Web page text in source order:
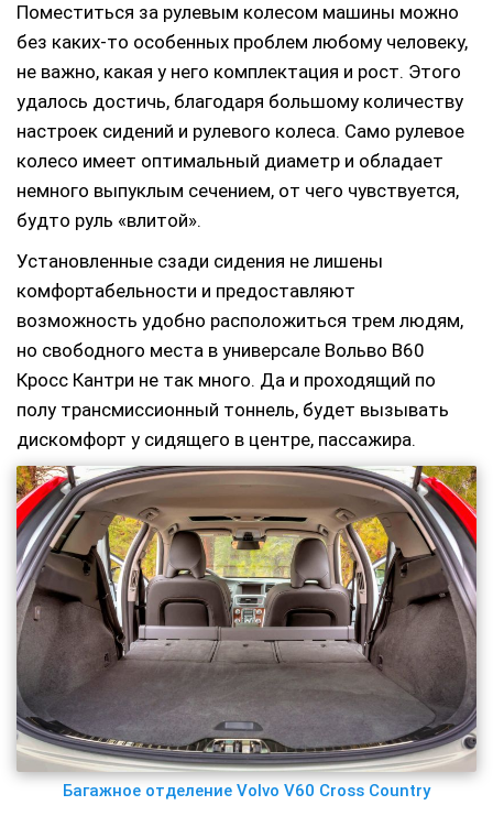
Поместиться за рулевым колесом машины можно
без каких-то особенных проблем любому человеку,
не важно, какая у него комплектация и рост. Этого
удалось достичь, благодаря большому количеству
настроек сидений и рулевого колеса. Само рулевое
колесо имеет оптимальный диаметр и обладает
немного выпуклым сечением, от чего чувствуется,
будто руль «влитой».
Установленные сзади сидения не лишены
комфортабельности и предоставляют
возможность удобно расположиться трем людям,
но свободного места в универсале Вольво В60
Кросс Кантри не так много. Да и проходящий по
полу трансмиссионный тоннель, будет вызывать
дискомфорт у сидящего в центре, пассажира.
Багажное отделение Volvo V60 Cross Country